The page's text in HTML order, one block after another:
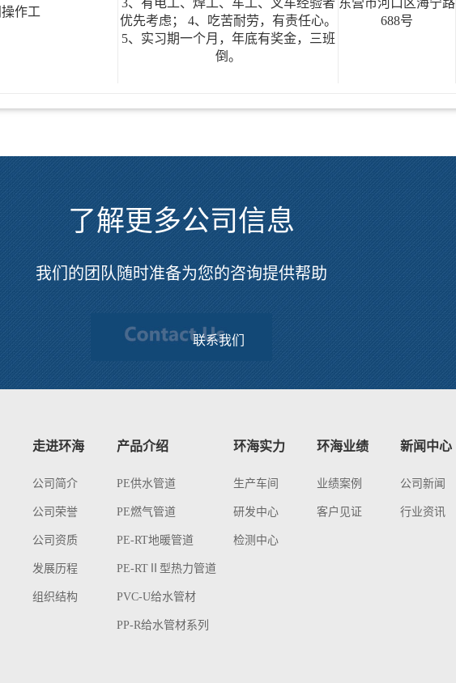
作工
3、有电工、焊工、车工、叉车经验者
优先考虑； 4、吃苦耐劳，有责任心。
5、实习期一个月，年底有奖金，三班
倒。
东营市河口区海宁路
688号
了解更多公司信息
我们的团队随时准备为您的咨询提供帮助
联系我们
走进环海
公司简介
公司荣誉
公司资质
发展历程
组织结构
产品介绍
PE供水管道
PE燃气管道
PE-RT地暖管道
PE-RTⅡ型热力管道
PVC-U给水管材
PP-R给水管材系列
环海实力
生产车间
研发中心
检测中心
环海业绩
业绩案例
客户见证
新闻中心
公司新闻
行业资讯